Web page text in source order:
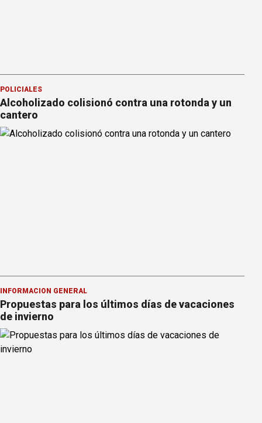
POLICIALES
Alcoholizado colisionó contra una rotonda y un
cantero
INFORMACION GENERAL
Propuestas para los últimos días de vacaciones
de invierno